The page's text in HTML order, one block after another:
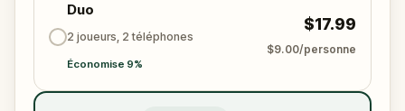
Duo
2 joueurs, 2 téléphones
Économise 9%
$17.99
$9.00/personne